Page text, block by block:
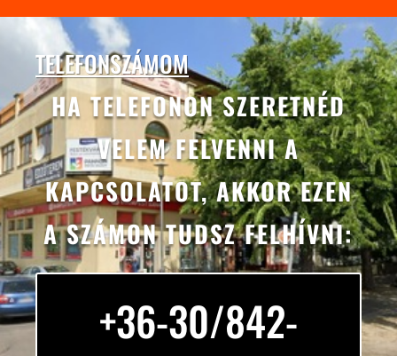
TELEFONSZÁMOM
HA TELEFONON SZERETNÉD
VELEM FELVENNI A
KAPCSOLATOT, AKKOR EZEN
A SZÁMON TUDSZ FELHÍVNI:
+36-30/842-